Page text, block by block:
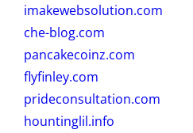
imakewebsolution.com
che-blog.com
pancakecoinz.com
flyfinley.com
prideconsultation.com
hountinglil.info